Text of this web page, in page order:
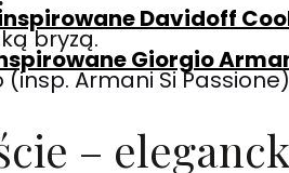
Davidoff
bryzą.
Giorgio
Armani Si
–